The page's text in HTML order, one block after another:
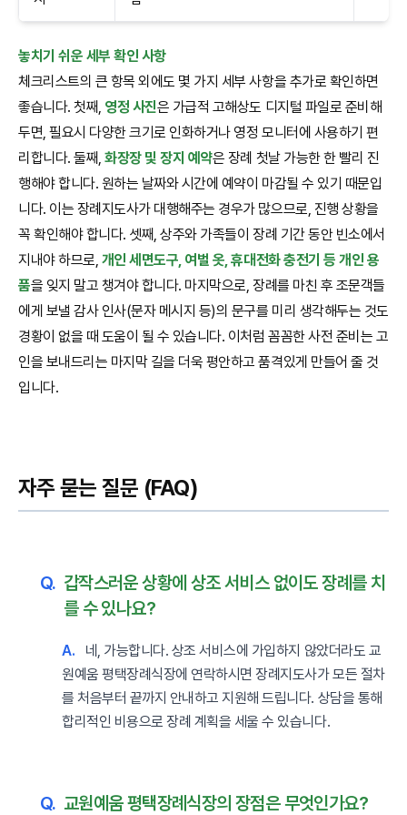
놓치기 쉬운 세부 확인 사항
체크리스트의 큰 항목 외에도 몇 가지 세부 사항을 추가로 확인하면
좋습니다. 첫째, 영정 사진은 가급적 고해상도 디지털 파일로 준비해
두면, 필요시 다양한 크기로 인화하거나 영정 모니터에 사용하기 편
리합니다. 둘째,화장장 및 장지 예약은 장례 첫날 가능한 한 빨리 진
행해야 합니다. 원하는 날짜와 시간에 예약이 마감될 수 있기 때문입
니다. 이는 장례지도사가 대행해주는 경우가 많으므로, 진행 상황을
꼭 확인해야 합니다. 셋째, 상주와 가족들이 장례 기간 동안 빈소에서
지내야 하므로, 개인 세면도구, 여벌 옷, 휴대전화 충전기 등 개인 용
품을 잊지 말고 챙겨야 합니다. 마지막으로, 장례를 마친 후 조문객들
에게 보낼 감사 인사(문자 메시지 등)의 문구를 미리 생각해두는 것도
경황이 없을 때 도움이 될 수 있습니다. 이처럼 꼼꼼한 사전 준비는 고
인을 보내드리는 마지막 길을 더욱 평안하고 품격있게 만들어 줄 것
입니다.
자주 묻는 질문 (FAQ)
Q. 갑작스러운 상황에 상조 서비스 없이도 장례를 치
를 수 있나요?
A.
네, 가능합니다. 상조 서비스에 가입하지 않았더라도 교
원예움 평택장례식장에 연락하시면 장례지도사가 모든 절차
를 처음부터 끝까지 안내하고 지원해 드립니다. 상담을 통해
합리적인 비용으로 장례 계획을 세울 수 있습니다.
Q. 교원예움 평택장례식장의 장점은 무엇인가요?